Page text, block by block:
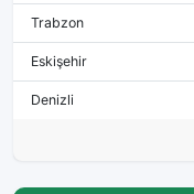
Trabzon
Eskişehir
Denizli